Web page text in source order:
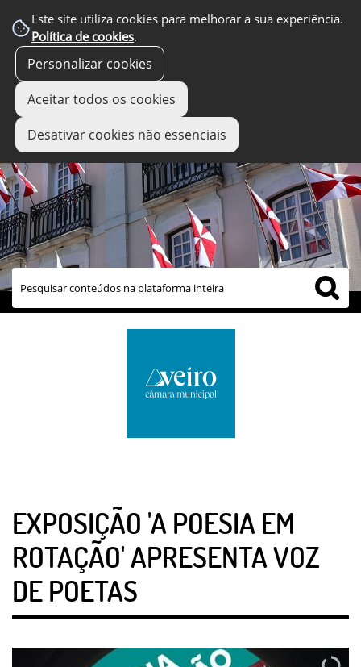
Este site utiliza cookies para melhorar a sua experiência.
Política de cookies.
Personalizar cookies
Aceitar todos os cookies
Desativar cookies não essenciais
links úteis
EXPOSIÇÃO 'A POESIA EM
ROTAÇÃO' APRESENTA VOZ
DE POETAS